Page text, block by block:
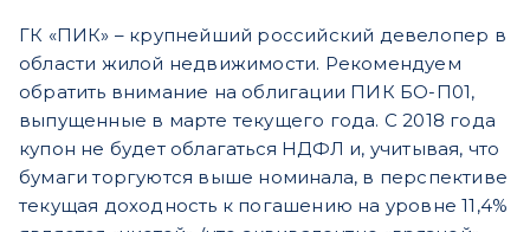
ГК «ПИК» – крупнейший российский девелопер в
области жилой недвижимости. Рекомендуем
обратить внимание на облигации ПИК БО-П01,
выпущенные в марте текущего года. С 2018 года
купон не будет облагаться НДФЛ и, учитывая, что
бумаги торгуются выше номинала, в перспективе
текущая доходность к погашению на уровне 11,4%